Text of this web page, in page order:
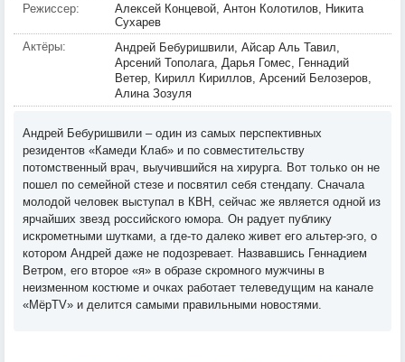
Режиссер:
Алексей Концевой, Антон Колотилов, Никита
Сухарев
Актёры:
Андрей Бебуришвили, Айсар Аль Тавил,
Арсений Тополага, Дарья Гомес, Геннадий
Ветер, Кирилл Кириллов, Арсений Белозеров,
Алина Зозуля
Андрей Бебуришвили – один из самых перспективных
резидентов «Камеди Клаб» и по совместительству
потомственный врач, выучившийся на хирурга. Вот только он не
пошел по семейной стезе и посвятил себя стендапу. Сначала
молодой человек выступал в КВН, сейчас же является одной из
ярчайших звезд российского юмора. Он радует публику
искрометными шутками, а где-то далеко живет его альтер-эго, о
котором Андрей даже не подозревает. Назвавшись Геннадием
Ветром, его второе «я» в образе скромного мужчины в
неизменном костюме и очках работает телеведущим на канале
«МёрTV» и делится самыми правильными новостями.